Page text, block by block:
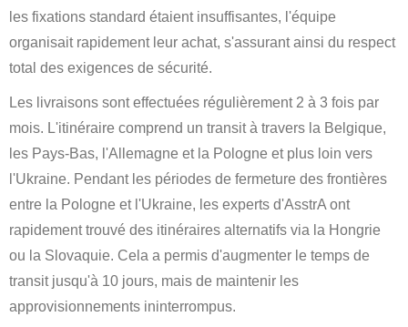
les fixations standard étaient insuffisantes, l'équipe
organisait rapidement leur achat, s'assurant ainsi du respect
total des exigences de sécurité.
Les livraisons sont effectuées régulièrement 2 à 3 fois par
mois. L'itinéraire comprend un transit à travers la Belgique,
les Pays-Bas, l'Allemagne et la Pologne et plus loin vers
l'Ukraine. Pendant les périodes de fermeture des frontières
entre la Pologne et l'Ukraine, les experts d'AsstrA ont
rapidement trouvé des itinéraires alternatifs via la Hongrie
ou la Slovaquie. Cela a permis d'augmenter le temps de
transit jusqu'à 10 jours, mais de maintenir les
approvisionnements ininterrompus.